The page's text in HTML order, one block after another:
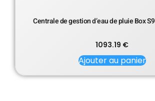
Centrale de gestion d’eau de pluie Box
1093.19 €
Ajouter au panier